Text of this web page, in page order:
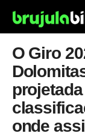
O Giro
onde